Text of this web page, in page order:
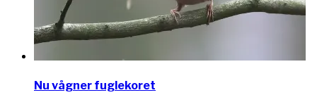
Nu vågner fuglekoret